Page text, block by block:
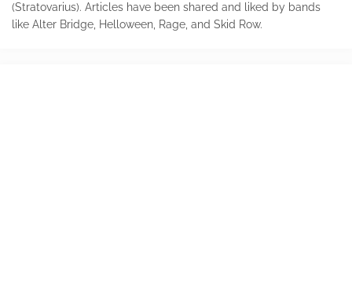
(Stratovarius). Articles have been shared and liked by bands
like Alter Bridge, Helloween, Rage, and Skid Row.